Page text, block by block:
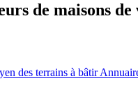
de maisons
des terrains à bâtir